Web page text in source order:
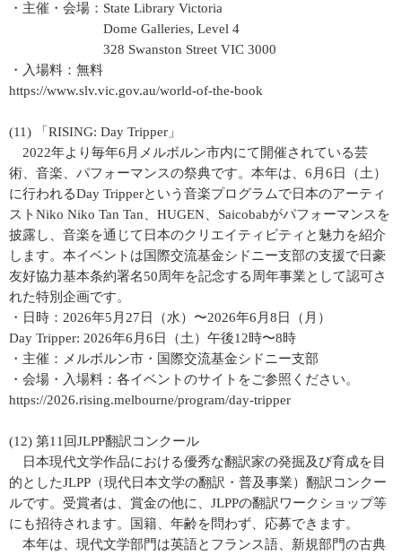
・主催・会場：State Library Victoria
Dome Galleries, Level 4
328 Swanston Street VIC 3000
・入場料：無料
https://www.slv.vic.gov.au/world-of-the-book
(11) 「RISING: Day Tripper」
2022年より毎年6月メルボルン市内にて開催されている芸
術、音楽、パフォーマンスの祭典です。本年は、6月6日（土）
に行われるDay Tripperという音楽プログラムで日本のアーティ
ストNiko Niko Tan Tan、HUGEN、Saicobabがパフォーマンスを
披露し、音楽を通じて日本のクリエイティビティと魅力を紹介
します。本イベントは国際交流基金シドニー支部の支援で日豪
友好協力基本条約署名50周年を記念する周年事業として認可さ
れた特別企画です。
・日時：2026年5月27日（水）〜2026年6月8日（月）
Day Tripper: 2026年6月6日（土）午後12時〜8時
・主催：メルボルン市・国際交流基金シドニー支部
・会場・入場料：各イベントのサイトをご参照ください。
https://2026.rising.melbourne/program/day-tripper
(12) 第11回JLPP翻訳コンクール
日本現代文学作品における優秀な翻訳家の発掘及び育成を目
的としたJLPP（現代日本文学の翻訳・普及事業）翻訳コンクー
ルです。受賞者は、賞金の他に、JLPPの翻訳ワークショップ等
にも招待されます。国籍、年齢を問わず、応募できます。
本年は、現代文学部門は英語とフランス語、新規部門の古典